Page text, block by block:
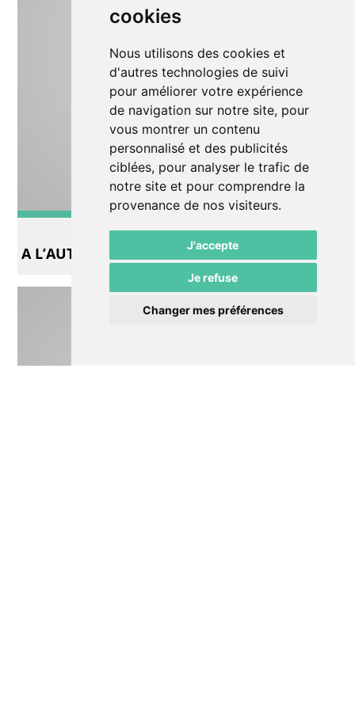
cookies
Nous utilisons des cookies et
d'autres technologies de suivi
pour améliorer votre expérience
de navigation sur notre site, pour
vous montrer un contenu
personnalisé et des publicités
ciblées, pour analyser le trafic de
notre site et pour comprendre la
provenance de nos visiteurs.
J'accepte
Je refuse
Changer mes préférences
Autre
A L’AUTRE BOUT ETAIT LE CIEL